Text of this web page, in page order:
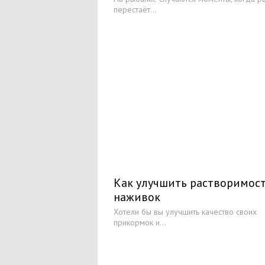
перестаёт...
Как улучшить
наживок
Хотели бы вы улучшить качество своих
прикормок и...